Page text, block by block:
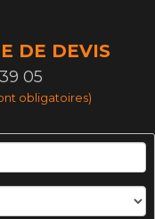
DE DEVIS
05
obligatoires)